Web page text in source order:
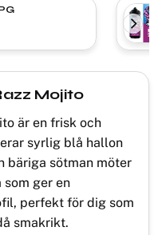
Mojito
är en frisk och
syrlig blå hallon
bäriga sötman möter
ger en
perfekt för dig som
smakrikt.